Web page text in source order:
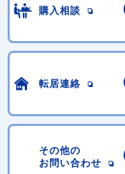
購入相談
転居連絡
その他の
お問い合わせ